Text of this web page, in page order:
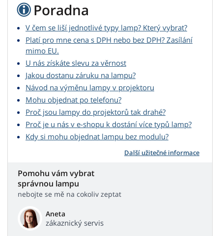
Poradna
V čem se liší jednotlivé typy lamp? Který vybrat?
Platí pro mne cena s DPH nebo bez DPH? Zasílání
mimo EU.
U nás získáte slevu za věrnost
Jakou dostanu záruku na lampu?
Návod na výměnu lampy v projektoru
Mohu objednat po telefonu?
Proč jsou lampy do projektorů tak drahé?
Proč je u nás v e-shopu k dostání více typů lamp?
Kdy si mohu objednat lampu bez modulu?
Další užitečné informace
Pomohu vám vybrat
správnou lampu
nebojte se mě na cokoliv zeptat
Aneta
zákaznický servis